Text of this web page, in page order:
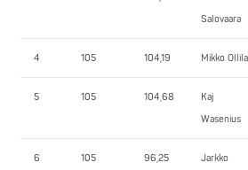
Salovaara
4 105 104,19 Mikko Ollila
5 105 104,68
Kaj
Wasenius
6 105 96,25
Jarkko